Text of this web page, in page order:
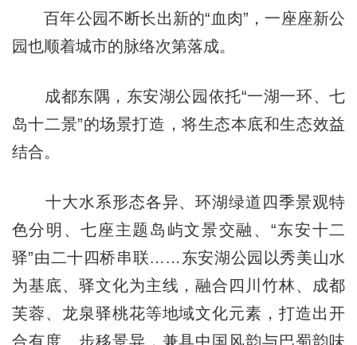
百年公园不断长出新的“血肉”，一座座新公
园也顺着城市的脉络次第落成。
成都东隅，东安湖公园依托“一湖一环、七
岛十二景”的场景打造，将生态本底和生态效益
结合。
十大水系形态各异、环湖绿道四季景观特
色分明、七座主题岛屿文景交融、“东安十二
驿”由二十四桥串联……东安湖公园以秀美山水
为基底、驿文化为主线，融合四川竹林、成都
芙蓉、龙泉驿桃花等地域文化元素，打造出开
合有度、步移景异，兼具中国风韵与巴蜀韵味